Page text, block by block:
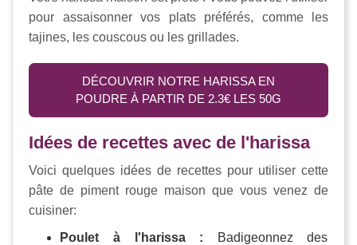
pour assaisonner vos plats préférés, comme les
tajines, les couscous ou les grillades.
DÉCOUVRIR NOTRE HARISSA EN
POUDRE À PARTIR DE 2.3€ LES 50G
Idées de recettes avec de l'harissa
Voici quelques idées de recettes pour utiliser cette
pâte de piment rouge maison que vous venez de
cuisiner:
Poulet à l'harissa : Badigeonnez des